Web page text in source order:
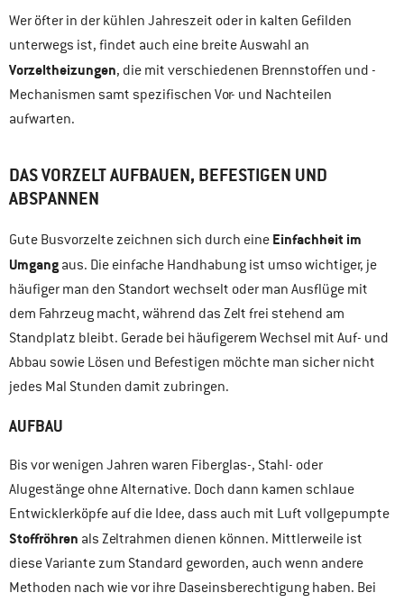
Wer öfter in der kühlen Jahreszeit oder in kalten Gefilden
unterwegs ist, findet auch eine breite Auswahl an
Vorzeltheizungen, die mit verschiedenen Brennstoffen und -
Mechanismen samt spezifischen Vor- und Nachteilen
aufwarten.
DAS VORZELT AUFBAUEN, BEFESTIGEN UND
ABSPANNEN
Gute Busvorzelte zeichnen sich durch eine Einfachheit im
Umgang aus. Die einfache Handhabung ist umso wichtiger, je
häufiger man den Standort wechselt oder man Ausflüge mit
dem Fahrzeug macht, während das Zelt frei stehend am
Standplatz bleibt. Gerade bei häufigerem Wechsel mit Auf- und
Abbau sowie Lösen und Befestigen möchte man sicher nicht
jedes Mal Stunden damit zubringen.
AUFBAU
Bis vor wenigen Jahren waren Fiberglas-, Stahl- oder
Alugestänge ohne Alternative. Doch dann kamen schlaue
Entwicklerköpfe auf die Idee, dass auch mit Luft vollgepumpte
Stoffröhren als Zeltrahmen dienen können. Mittlerweile ist
diese Variante zum Standard geworden, auch wenn andere
Methoden nach wie vor ihre Daseinsberechtigung haben. Bei